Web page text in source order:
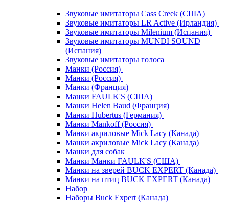
Звуковые имитаторы Cass Creek (США)
Звуковые имитаторы LR Active (Ирландия)
Звуковые имитаторы Milenium (Испания)
Звуковые имитаторы MUNDI SOUND
(Испания)
Звуковые имитаторы голоса
Манки (Россия)
Манки (Россия)
Манки (Франция)
Манки FAULK'S (США)
Манки Helen Baud (Франция)
Манки Hubertus (Германия)
Манки Mankoff (Россия)
Манки акриловые Mick Lacy (Канада)
Манки акриловые Mick Lacy (Канада)
Манки для собак
Манки Манки FAULK'S (США)
Манки на зверей BUCK EXPERT (Канада)
Манки на птиц BUCK EXPERT (Канада)
Набор
Наборы Buck Expert (Канада)